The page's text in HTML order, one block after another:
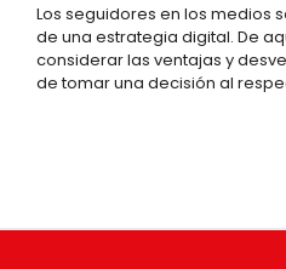
Los seguidores en los medios
de una estrategia digital. De
considerar las ventajas y
de tomar una decisión al